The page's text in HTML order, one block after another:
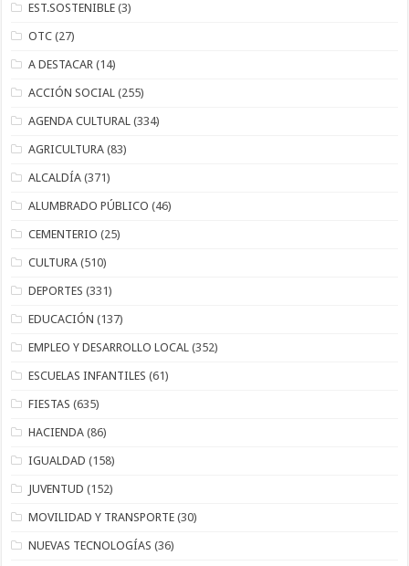
EST.SOSTENIBLE (3)
OTC (27)
A DESTACAR (14)
ACCIÓN SOCIAL (255)
AGENDA CULTURAL (334)
AGRICULTURA (83)
ALCALDÍA (371)
ALUMBRADO PÚBLICO (46)
CEMENTERIO (25)
CULTURA (510)
DEPORTES (331)
EDUCACIÓN (137)
EMPLEO Y DESARROLLO LOCAL (352)
ESCUELAS INFANTILES (61)
FIESTAS (635)
HACIENDA (86)
IGUALDAD (158)
JUVENTUD (152)
MOVILIDAD Y TRANSPORTE (30)
NUEVAS TECNOLOGÍAS (36)